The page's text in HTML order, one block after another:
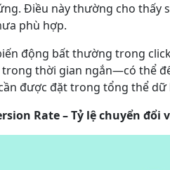
Điều này thường cho thấy
phù hợp.
động bất thường trong
thời gian ngắn—có thể
được đặt trong tổng thể dữ
Rate – Tỷ lệ chuyển